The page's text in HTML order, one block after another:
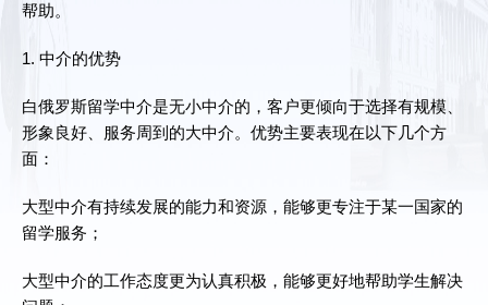
帮助。
1. 中介的优势
白俄罗斯留学中介是无小中介的，客户更倾向于选择有规模、
形象良好、服务周到的大中介。优势主要表现在以下几个方
面：
大型中介有持续发展的能力和资源，能够更专注于某一国家的
留学服务；
大型中介的工作态度更为认真积极，能够更好地帮助学生解决